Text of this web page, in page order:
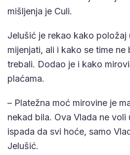
mišljenja je Culi.
Jelušić je rekao kako položaj
mijenjati, ali i kako se time ne
trebali. Dodao je i kako
plaćama.
– Platežna moć mirovine je
nekad bila. Ova Vlada ne voli
ispada da svi hoće, samo
Jelušić.